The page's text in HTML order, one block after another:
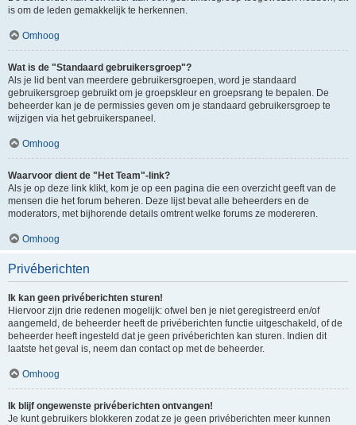
is om de leden gemakkelijk te herkennen.
Omhoog
Wat is de "Standaard gebruikersgroep"?
Als je lid bent van meerdere gebruikersgroepen, word je standaard
gebruikersgroep gebruikt om je groepskleur en groepsrang te bepalen. De
beheerder kan je de permissies geven om je standaard gebruikersgroep te
wijzigen via het gebruikerspaneel.
Omhoog
Waarvoor dient de "Het Team"-link?
Als je op deze link klikt, kom je op een pagina die een overzicht geeft van de
mensen die het forum beheren. Deze lijst bevat alle beheerders en de
moderators, met bijhorende details omtrent welke forums ze modereren.
Omhoog
Privéberichten
Ik kan geen privéberichten sturen!
Hiervoor zijn drie redenen mogelijk: ofwel ben je niet geregistreerd en/of
aangemeld, de beheerder heeft de privéberichten functie uitgeschakeld, of de
beheerder heeft ingesteld dat je geen privéberichten kan sturen. Indien dit
laatste het geval is, neem dan contact op met de beheerder.
Omhoog
Ik blijf ongewenste privéberichten ontvangen!
Je kunt gebruikers blokkeren zodat ze je geen privéberichten meer kunnen